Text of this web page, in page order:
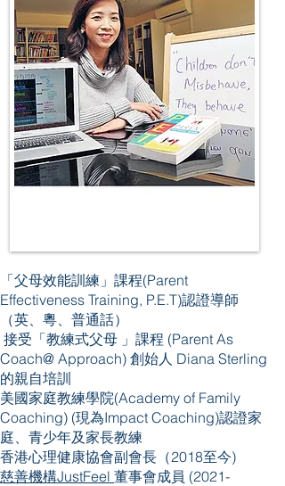
「父母效能訓練」課程(Parent
Effectiveness Training, P.E.T)認證導師
（英、粵、普通話）
接受「教練式父母 」課程 (Parent As
Coach@ Approach) 創始人 Diana Sterling
的親自培訓
美國家庭教練學院(Academy of Family
Coaching) (現為Impact Coaching)認證家
庭、青少年及家長教練
香港心理健康協會副會長（2018至今)
慈善機構JustFeel 董事會成員 (2021-